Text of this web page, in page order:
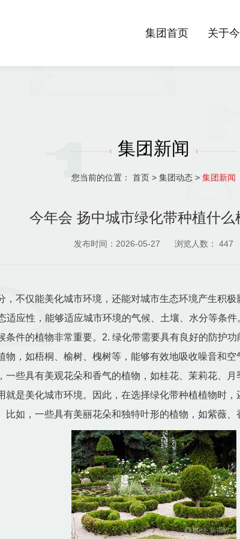
集团首页 关于
集团新闻
您当前的位置： 首页 > 集团动态 > 集团新闻
今年会 扬中城市绿化带种植什么
发布时间：2026-05-27 浏览人数： 447
不仅能美化城市环境，还能对城市生态环境产生积
适应性，能够适应城市环境的气候、土壤、水分等条
件的植物非常重要。2. 绿化带需要具有良好的防护
物，如梧桐、榆树、槐树等，能够有效地吸收噪音和空
一些具有美观花朵和香气的植物，如桂花、茉莉花、
就是美化城市环境。因此，在选择绿化带种植植物时
如，一些具有美丽花朵和独特叶形的植物，如紫薇、